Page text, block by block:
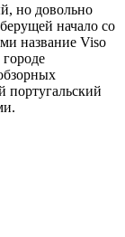
но довольно
начало со
название Viso
португальский